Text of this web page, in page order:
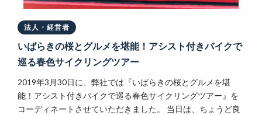
法人・経営者
いばらきの桜とグルメを堪能！アシスト付きバイクで
巡る春色サイクリングツアー
2019年3月30日に、弊社では『いばらきの桜とグルメを堪
能！アシスト付きバイクで巡る春色サイクリングツアー』を
コーディネートさせていただきました。 当日は、ちょうど良